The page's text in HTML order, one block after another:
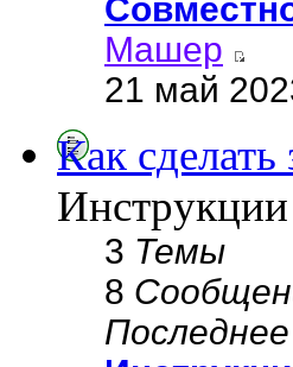
Машер
21 май
Как сделать
Инструкции
3 Темы
8